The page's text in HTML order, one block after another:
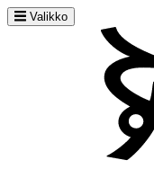
Valikko